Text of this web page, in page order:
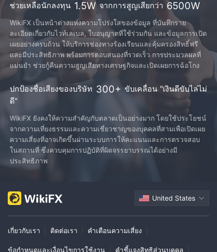
ช่วยเหลือนักลงทุน 1.5W จากการสูญเสียกว่า 6500W
WikiFX เป็นหน้าต่างแห่งความโปร่งใสของข้อมูล ที่บันทึกราย
ละเอียดเกี่ยวกับไวท์เลเบล, ใบอนุญาตที่ใช้ร่วมกัน และข้อมูลการเปิด
เผยอย่างครบถ้วน ให้บริการช่องทางร้องเรียนและคุ้มครองสิทธิ์ฟรี
และมีประสิทธิภาพ พร้อมการตอบสนองที่รวดเร็ว การประมวลผลที่
แม่นยำ ช่วยกู้คืนความสูญเสียทางเศรษฐกิจและเปิดเผยการฉ้อโกง
ปกป้องชื่อเสียงของบริษัท 300+ขับเคลื่อน "เงินดีขับไล่ไม่
ดี"
WikiFX ยังคงให้ความสําคัญกับตลาดเป็นอย่างมาก โดยใช้ประโยชน์
จากความเที่ยงธรรมและความเชี่ยวชาญของบุคคลที่สามเพื่อเปิดเผย
ความเสี่ยงที่อาจเกิดขึ้นผ่านระบบการให้คะแนนและการตรวจสอบ
ในสถานที่ ซึ่งควบคุมการปฏิบัติที่ผิดจรรยาบรรณได้อย่างมี
ประสิทธิภาพ
United States
เกี่ยวกับเรา ติดต่อเรา คำเตือนความเสี่ยง
ข้อกำหนดและเงื่อนไขการใช้งาน คำชี้แจงสิทธิส่วนบุคคล